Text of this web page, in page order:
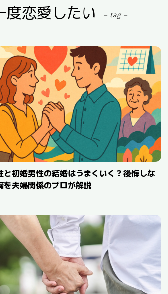
度恋愛したい – tag –
と初婚男性の結婚はうまくいく？後悔しな
を夫婦関係のプロが解説